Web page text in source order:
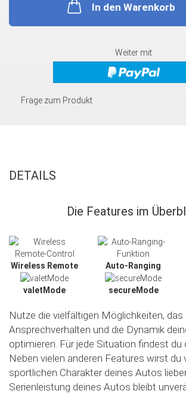
In den Warenkorb
Weiter mit
Frage zum Produkt
DETAILS
Die Features im
Wireless Remote Auto-Ranging
valetMode secureMode
Nutze die vielfältigen Möglichkeiten, das
Ansprechverhalten und die Dynamik
optimieren. Für jede Situation findest du
Neben vielen anderen Features wirst du
sportlichen Charakter deines Autos
Serienleistung deines Autos bleibt
Slide02